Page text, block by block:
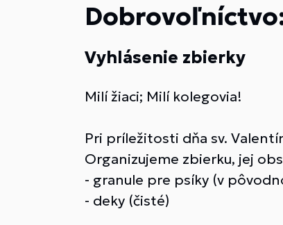
Vyhlásenie zbierky
Milí žiaci; Milí kolegovia!
Pri príležitosti dňa sv.
Organizujeme zbierku, jej
- granule pre psíky (v
- deky (čisté)